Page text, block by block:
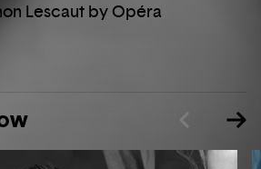
Lescaut by Opéra